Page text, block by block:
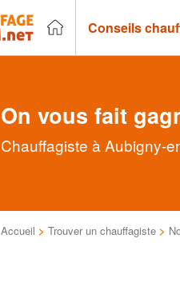
Conseils
On vous fait
Chauffagiste à Aubigny-
Accueil > Trouver un chauffagiste >